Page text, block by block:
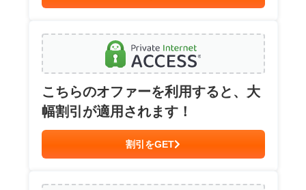
こちらのオファーを利用すると、大
幅割引が適用されます！
割引をGET